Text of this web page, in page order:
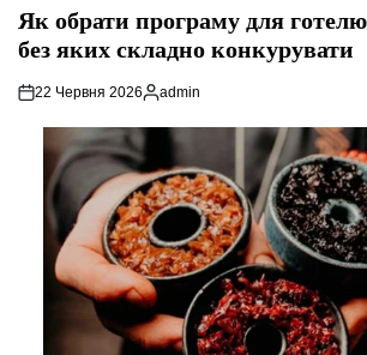
Як обрати програму для
без яких складно конкурувати
22 Червня 2026
Опубліковано
admin